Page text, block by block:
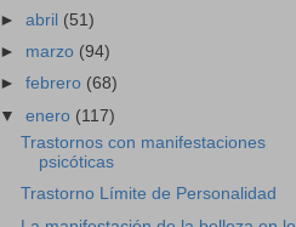
►abril (51)
► marzo (94)
►febrero (68)
▼enero (117)
Trastornos con manifestaciones
psicóticas
Trastorno Límite de Personalidad